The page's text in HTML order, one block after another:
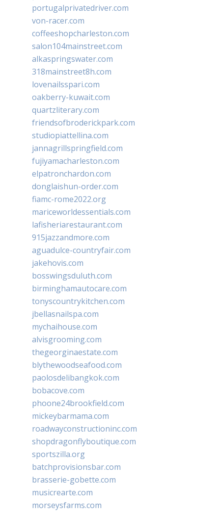
portugalprivatedriver.com
von-racer.com
coffeeshopcharleston.com
salon104mainstreet.com
alkaspringswater.com
318mainstreet8h.com
lovenailsspari.com
oakberry-kuwait.com
quartzliterary.com
friendsofbroderickpark.com
studiopiattellina.com
jannagrillspringfield.com
fujiyamacharleston.com
elpatronchardon.com
donglaishun-order.com
fiamc-rome2022.org
mariceworldessentials.com
lafisheriarestaurant.com
915jazzandmore.com
aguadulce-countryfair.com
jakehovis.com
bosswingsduluth.com
birminghamautocare.com
tonyscountrykitchen.com
jbellasnailspa.com
mychaihouse.com
alvisgrooming.com
thegeorginaestate.com
blythewoodseafood.com
paolosdelibangkok.com
bobacove.com
phoone24brookfield.com
mickeybarmama.com
roadwayconstructioninc.com
shopdragonflyboutique.com
sportszilla.org
batchprovisionsbar.com
brasserie-gobette.com
musicrearte.com
morseysfarms.com